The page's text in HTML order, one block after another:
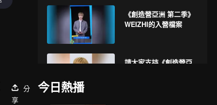
《創造營亞洲 第二季》
WEIZHI的入營檔案
請大家支持《創造營亞
分
享
今日熱播